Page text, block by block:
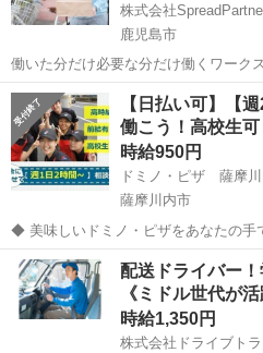
株式会社
鹿児島市
働いた分だけ必要な分だけ働くワークスタイル！ 初配
トのチャンス！ ※条件がありますので担当者にお問合せください。 気
になった方は、詳細をお伝えしますの
い。 ...
鹿児島 鹿児島市 デリバリー
【日払い可】【
働こう！高校生
時給950円
ドミノ・ピザ 薩摩
薩摩川内市
◆ 美味しいドミノ・ピザをあなたの手で届け
私たちの目指すゴールは「すばらしい
たてのアツアツのまま、すばやくお客
す。 免許不要！自転車デリバ...
鹿児島 薩摩川内市 デリバリー
配送ドライバー
《ミドル世代が活
時給1,350円
株式会社ドライブト